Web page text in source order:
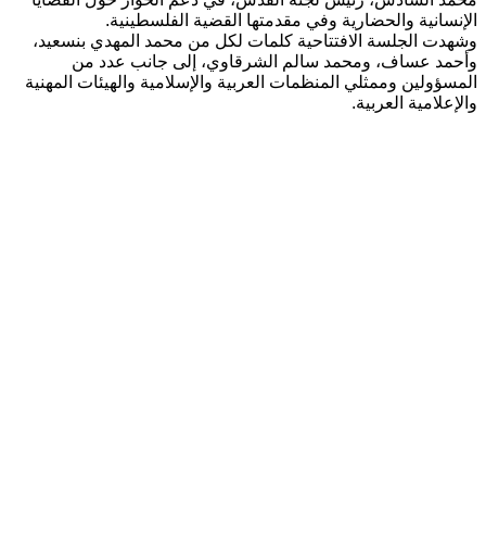
الإنسانية والحضارية وفي مقدمتها القضية الفلسطينية.
وشهدت الجلسة الافتتاحية كلمات لكل من محمد المهدي بنسعيد،
وأحمد عساف، ومحمد سالم الشرقاوي، إلى جانب عدد من
المسؤولين وممثلي المنظمات العربية والإسلامية والهيئات المهنية
والإعلامية العربية.